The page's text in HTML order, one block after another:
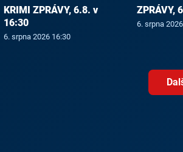
KRIMI ZPRÁVY, 6.8. v
16:30
6. srpna 2026 16:30
ZPRÁVY,
6. srpna